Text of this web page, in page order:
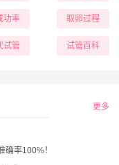
功率 取卵过程
试管 试管百科
更多
率100%！